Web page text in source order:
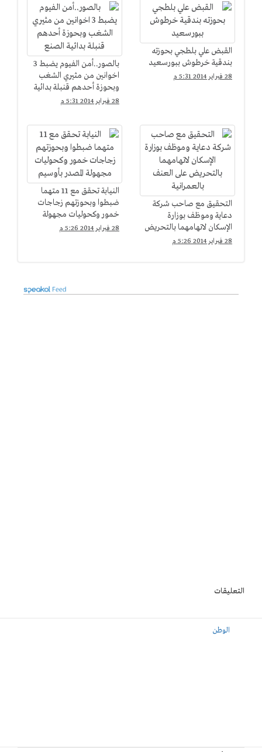
القبض علي بلطجي بحوزته
بندقية خرطوش ببورسعيد
28 فبراير 2014 5:31 م
بالصور..أمن الفيوم يضبط 3
اخوانين من مثيري الشغب
وبحوزة أحدهم قنبلة بدائية
الصنع
28 فبراير 2014 5:31 م
التحقيق مع صاحب شركة
دعاية وموظف بوزارة
الإسكان لاتهامهما بالتحريض
على العنف بالعمرانية
28 فبراير 2014 5:26 م
النيابة تحقق مع 11 متهما
ضبطوا وبحوزتهم زجاجات
خمور وكحوليات مجهولة
المصدر بأوسيم
28 فبراير 2014 5:26 م
التعليقات
الوطن